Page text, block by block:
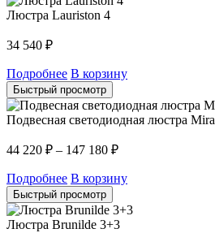
Люстра Lauriston 4
34 540 ₽
Подробнее В корзину
Быстрый просмотр
Подвесная светодиодная люстра Mira
44 220 ₽ – 147 180 ₽
Подробнее В корзину
Быстрый просмотр
Люстра Brunilde 3+3